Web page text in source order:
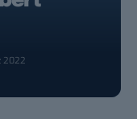
2022